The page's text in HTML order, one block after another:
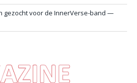
gezocht voor de InnerVerse-band —